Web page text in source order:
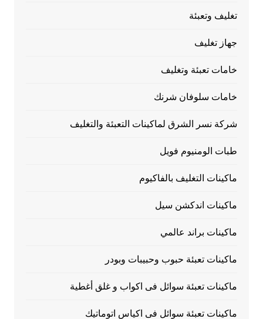
تغليف وتعبئة
جهاز تغليف
خامات تعبئة وتغليف
خامات سلوفان شرنك
شركة نسر الشرق لماكينات التعبئة والتغليف
طبات الومنيوم فويل
ماكينات التغليف بالفاكيوم
ماكينات اندكشن سيل
ماكينات براند عالمي
ماكينات تعبئة حبوب وحبيبات وبودر
ماكينات تعبئة سوائل فى اكواب و غلق أغطية
ماكينات تعبئة سوائل فى اكياس اتوماتيك